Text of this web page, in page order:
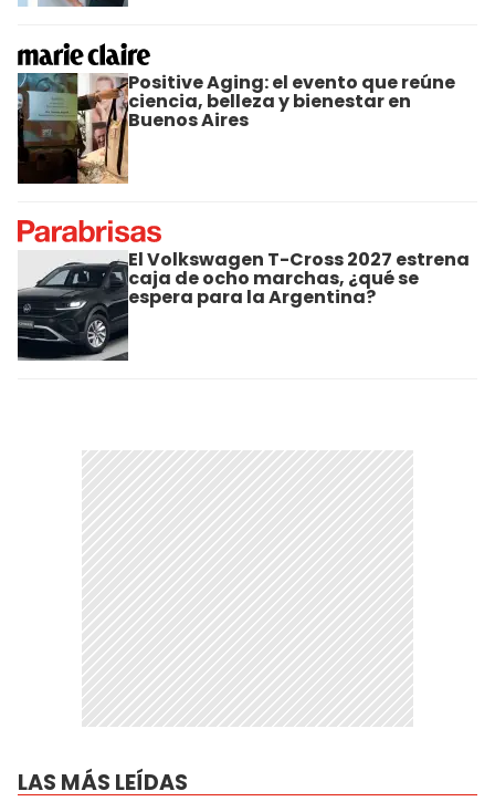
Positive Aging: el evento que reúne
ciencia, belleza y bienestar en
Buenos Aires
El Volkswagen T-Cross 2027 estrena
caja de ocho marchas, ¿qué se
espera para la Argentina?
LAS MÁS LEÍDAS